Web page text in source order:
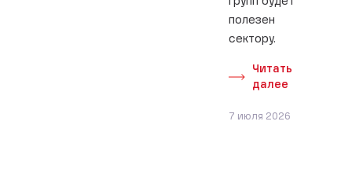
полезен
сектору.
Читать
далее
7 июля 2026